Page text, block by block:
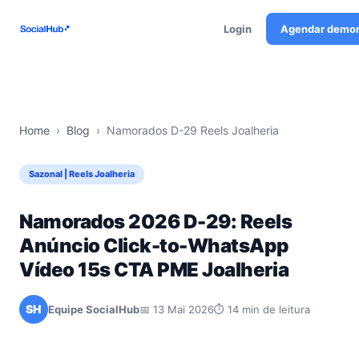
Login Agendar
Home › Blog › Namorados D-29 Reels Joalheria
Sazonal | Reels Joalheria
Namorados 2026 D-29: Reels
Anúncio Click-to-WhatsApp
Vídeo 15s CTA PME Joalheria
SH Equipe SocialHub📅 13 Mai 2026⏱ 14 min de leitura